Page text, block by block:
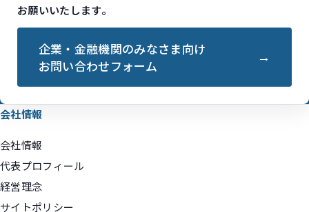
お願いいたします。
企業・金融機関のみなさま向け
お問い合わせフォーム
会社情報
会社情報
代表プロフィール
経営理念
サイトポリシー